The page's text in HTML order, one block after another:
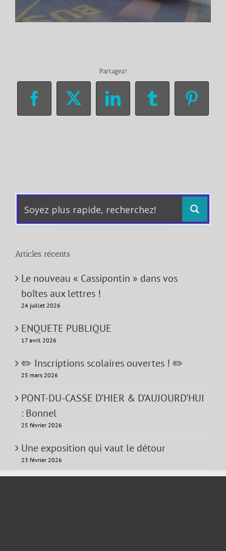
Partagez!
Facebook
X LinkedInTumblr
Articles récents
Le nouveau « Cassipontin » dans vos
boîtes aux lettres !
24 juillet 2026
ENQUETE PUBLIQUE
17 avril 2026
✏️ Inscriptions scolaires ouvertes ! ✏️
25 mars 2026
PONT-DU-CASSE D’HIER & D’AUJOURD’HUI
: Bonnel
25 février 2026
Une exposition qui vaut le détour
23 février 2026